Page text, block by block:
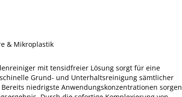
& Mikroplastik
mit tensidfreier Lösung sorgt für eine
Grund- und Unterhaltsreinigung sämtlicher
niedrigste Anwendungskonzentrationen sorgen